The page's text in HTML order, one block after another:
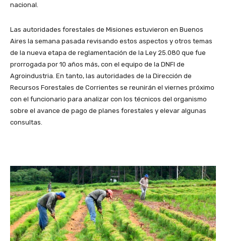
nacional.
Las autoridades forestales de Misiones estuvieron en Buenos
Aires la semana pasada revisando estos aspectos y otros temas
de la nueva etapa de reglamentación de la Ley 25.080 que fue
prorrogada por 10 años más, con el equipo de la DNFI de
Agroindustria. En tanto, las autoridades de la Dirección de
Recursos Forestales de Corrientes se reunirán el viernes próximo
con el funcionario para analizar con los técnicos del organismo
sobre el avance de pago de planes forestales y elevar algunas
consultas.